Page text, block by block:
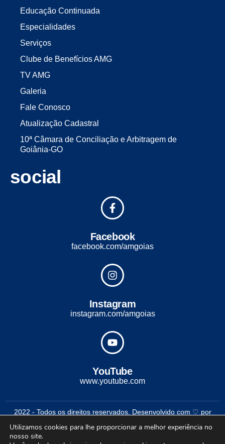
Educação Continuada
Especialidades
Serviços
Clube de Benefícios AMG
TV AMG
Galeria
Fale Conosco
Atualização Cadastral
10ª Câmara de Conciliação e Arbitragem de
Goiânia-GO
social
Facebook
facebook.com/amgoias
Instagram
instagram.com/amgoias
YouTube
www.youtube.com
2022 - Todos os direitos reservados. Desenvolvido com ♡ por
Utilizamos cookies para lhe proporcionar a melhor experiência no
nosso site.